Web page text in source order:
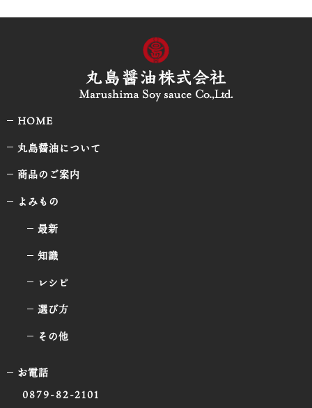
HOME
丸島醤油について
商品のご案内
よみもの
最新
知識
レシピ
選び方
その他
お電話
0879-82-2101